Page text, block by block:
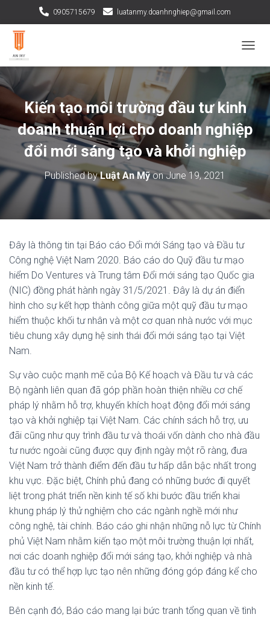
0905715679 luatanmy.doanhnghiep@gmail.com
Kiến tạo môi trường đầu tư kinh
doanh thuận lợi cho doanh nghiệp
đổi mới sáng tạo và khởi nghiệp
Published byLuật An MỹonJune 19, 2021
Đây là thông tin tại Báo cáo Đổi mới Sáng tạo và Đầu tư
Công nghệ Việt Nam 2020. Báo cáo do Quỹ đầu tư mạo
hiểm Do Ventures và Trung tâm Đổi mới sáng tạo Quốc gia
(NIC) đồng phát hành ngày 31/5/2021. Đây là dự án điển
hình cho sự kết hợp thành công giữa một quỹ đầu tư mạo
hiểm thuộc khối tư nhân và một cơ quan nhà nước với mục
tiêu chung xây dựng hệ sinh thái đổi mới sáng tạo tại Việt
Nam.
Sự vào cuộc mạnh mẽ của Bộ Kế hoạch và Đầu tư và các
Bộ ngành liên quan đã góp phần hoàn thiện nhiều cơ chế
pháp lý nhằm hỗ trợ, khuyến khích hoạt động đổi mới sáng
tạo và khởi nghiệp tại Việt Nam. Các chính sách hỗ trợ, ưu
đãi cũng như quy trình đầu tư và thoái vốn dành cho nhà đầu
tư nước ngoài cũng được quy định ngày một rõ ràng, đưa
Việt Nam trở thành điểm đến đầu tư hấp dẫn bậc nhất trong
khu vực. Đặc biệt, Chính phủ đang có những bước đi quyết
liệt trong phát triển nền kinh tế số khi bước đầu triển khai
khung pháp lý thử nghiệm cho các ngành nghề mới như
công nghệ, tài chính. Báo cáo ghi nhận những nỗ lực từ Chính
phủ Việt Nam nhằm kiến tạo một môi trường thuận lợi nhất,
nơi các doanh nghiệp đổi mới sáng tạo, khởi nghiệp và nhà
đầu tư có thể hợp lực tạo nên những đóng góp đáng kể cho
nền kinh tế.
Bên cạnh đó, Báo cáo mang lại bức tranh tổng quan về tình